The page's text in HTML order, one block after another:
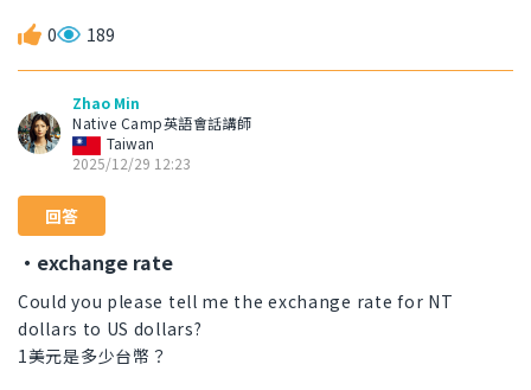
0 189
Zhao Min
Native Camp英語會話講師
Taiwan
2025/12/29 12:23
回答
・exchange rate
Could you please tell me the exchange rate for NT
dollars to US dollars?
1美元是多少台幣？